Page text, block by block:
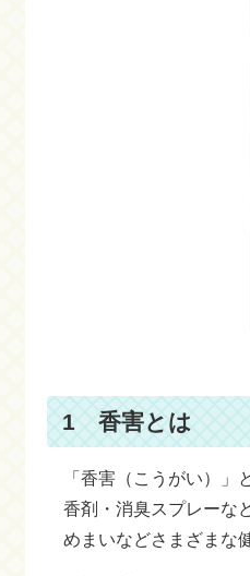
1 香害とは
「香害（こうがい）
香剤・消臭スプレーな
めまいなどさまざまな